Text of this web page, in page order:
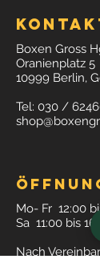
Boxen Gross
Oranienplatz 5
10999 Berlin,
Tel: 030 /
Mo- Fr 12:00
Sa 11:00 bis
Nach